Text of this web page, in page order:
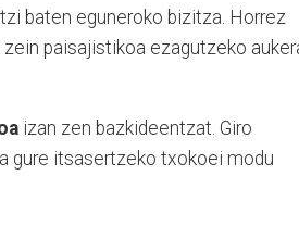
baten eguneroko bizitza. Horrez
paisajistikoa ezagutzeko
izan zen bazkideentzat. Giro
gure itsasertzeko txokoei modu